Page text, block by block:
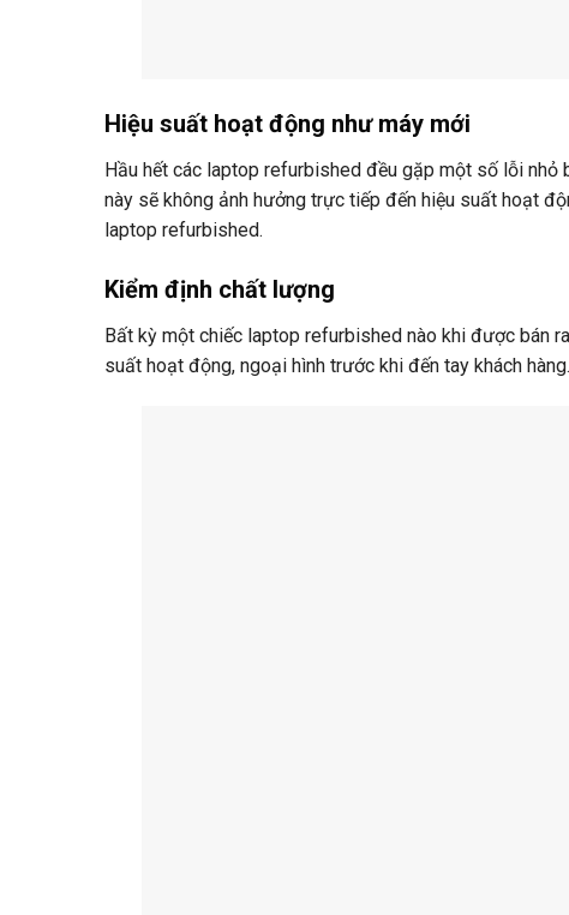
Hiệu suất hoạt động như máy mới
Hầu hết các laptop refurbished đều gặp một số lỗi nhỏ
này sẽ không ảnh hưởng trực tiếp đến hiệu suất hoạt
laptop refurbished.
Kiểm định chất lượng
Bất kỳ một chiếc laptop refurbished nào khi được bán
suất hoạt động, ngoại hình trước khi đến tay khách